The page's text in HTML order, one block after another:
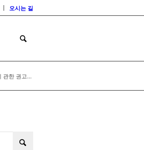
오시는 길
관한 권고...